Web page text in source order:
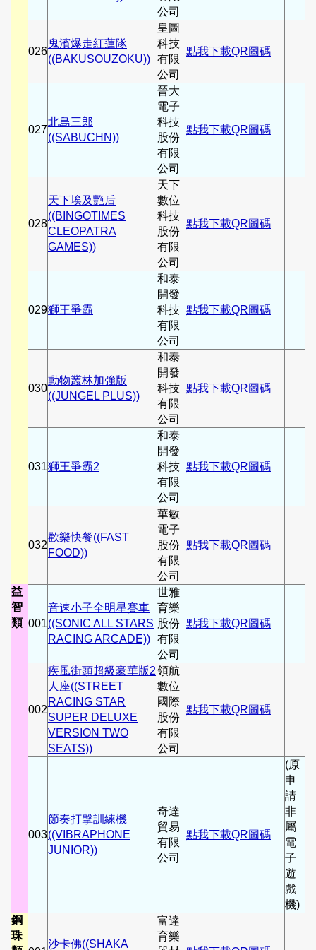
公司
026
鬼濱爆走紅蓮隊
((BAKUSOUZOKU))
皇圖
科技
有限
公司
點我下載QR圖碼
027
北島三郎
((SABUCHN))
晉大
電子
科技
股份
有限
公司
點我下載QR圖碼
028
天下埃及艷后
((BINGOTIMES
CLEOPATRA
GAMES))
天下
數位
科技
股份
有限
公司
點我下載QR圖碼
029獅王爭霸
和泰
開發
科技
有限
公司
點我下載QR圖碼
030
動物叢林加強版
((JUNGEL PLUS))
和泰
開發
科技
有限
公司
點我下載QR圖碼
031獅王爭霸2
和泰
開發
科技
有限
公司
點我下載QR圖碼
032
歡樂快餐((FAST
FOOD))
華敏
電子
股份
有限
公司
點我下載QR圖碼
益
智
類 001
音速小子全明星賽車
((SONIC ALL STARS
RACING ARCADE))
世雅
育樂
股份
有限
公司
點我下載QR圖碼
002
疾風街頭超級豪華版2
人座((STREET
RACING STAR
SUPER DELUXE
VERSION TWO
SEATS))
領航
數位
國際
股份
有限
公司
點我下載QR圖碼
003
節奏打擊訓練機
((VIBRAPHONE
JUNIOR))
奇達
貿易
有限
公司
點我下載QR圖碼
(原
申
請
非
屬
電
子
遊
戲
機)
鋼
珠
沙卡佛((SHAKA
富達
育樂